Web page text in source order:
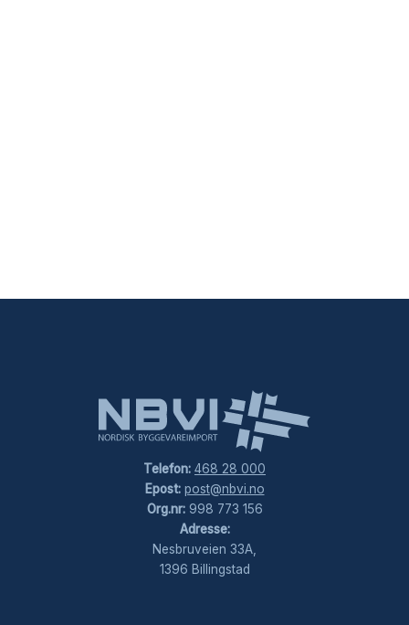
Telefon: 468 28 000
Epost: post@nbvi.no
Org.nr:998 773 156
Adresse:
Nesbruveien 33A,
1396 Billingstad